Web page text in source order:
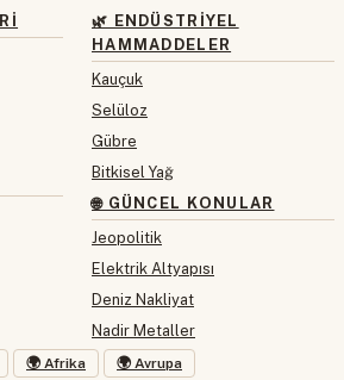
🌿 ENDÜSTRIYEL
HAMMADDELER
Kauçuk
Selüloz
Gübre
Bitkisel Yağ
🌐 GÜNCEL KONULAR
Jeopolitik
Elektrik Altyapısı
Deniz Nakliyat
Nadir Metaller
🌍 Afrika 🌍 Avrupa